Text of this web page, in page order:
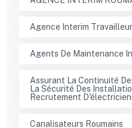
Agence Interim
Agents De Maintenance
Assurant La Continuité
La Sécurité Des
Recrutement
Canalisateurs Roumains